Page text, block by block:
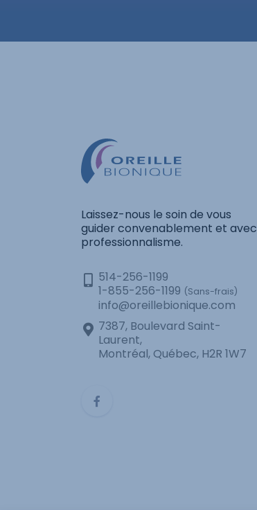
Laissez-nous le soin de vous
guider convenablement et avec
professionnalisme.
514-256-1199
1-855-256-1199 (Sans-frais)
info@oreillebionique.com
7387, Boulevard Saint-
Laurent,
Montréal, Québec, H2R 1W7